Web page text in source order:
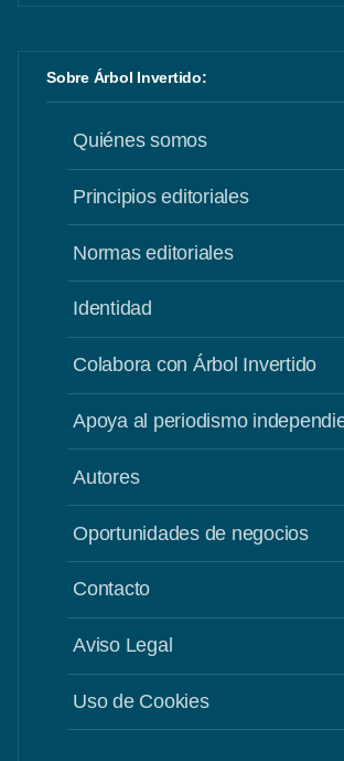
Sobre Árbol Invertido:
Quiénes somos
Principios editoriales
Normas editoriales
Identidad
Colabora con Árbol Invertido
Apoya al periodismo
Autores
Oportunidades de negocios
Contacto
Aviso Legal
Uso de Cookies